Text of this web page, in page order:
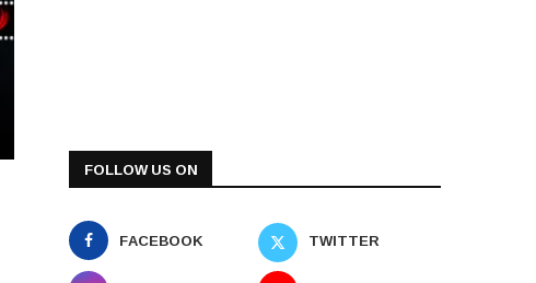
FOLLOW US ON
FACEBOOK
TWITTER